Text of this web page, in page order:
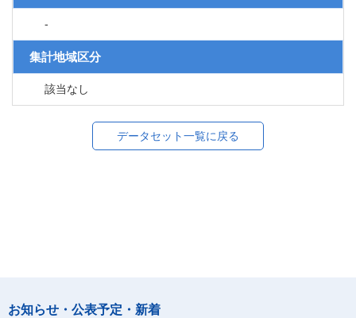
-
集計地域区分
該当なし
データセット一覧に戻る
お知らせ・公表予定・新着